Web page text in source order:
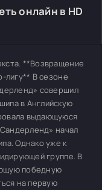
онлайн в HD
**Возвращение
лигу** В сезоне
совершил
в Английскую
выдающуюся
начал
Однако уже к
группе. В
победную
на первую